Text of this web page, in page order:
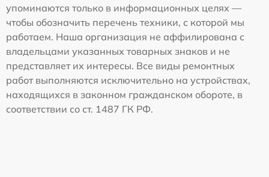
упоминаются только в информационных целях —
чтобы обозначить перечень техники, с которой мы
работаем. Наша организация не аффилирована с
владельцами указанных товарных знаков и не
представляет их интересы. Все виды ремонтных
работ выполняются исключительно на устройствах,
находящихся в законном гражданском обороте, в
соответствии со ст. 1487 ГК РФ.